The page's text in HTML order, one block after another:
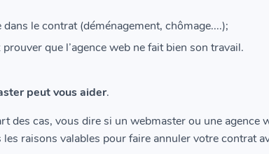
le contrat (déménagement, chômage....);
que l’agence web ne fait bien son travail.
peut vous aider.
des cas, vous dire si un webmaster ou une agence
raisons valables pour faire annuler votre contrat